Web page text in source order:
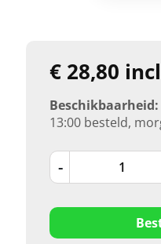
€ 28,80
Beschikbaarheid:
13:00 besteld,
-